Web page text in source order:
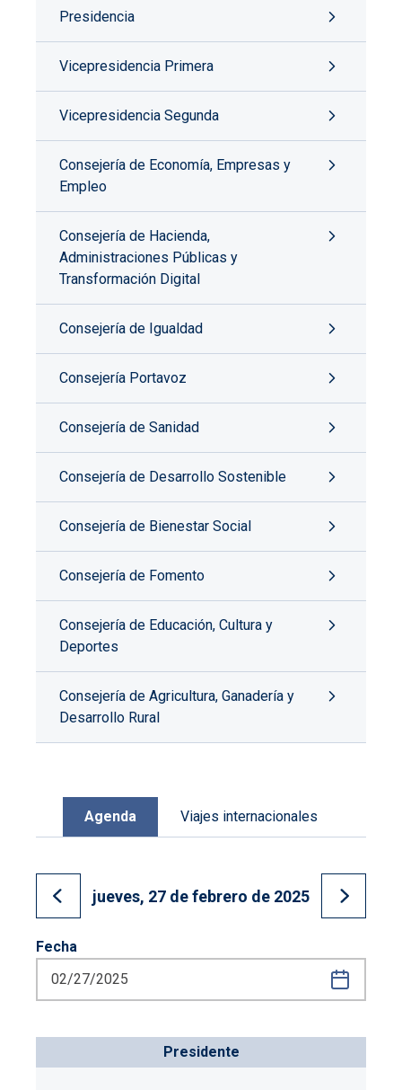
Presidencia
Vicepresidencia Primera
Vicepresidencia Segunda
Consejería de Economía, Empresas y
Empleo
Consejería de Hacienda,
Administraciones Públicas y
Transformación Digital
Consejería de Igualdad
Consejería Portavoz
Consejería de Sanidad
Consejería de Desarrollo Sostenible
Consejería de Bienestar Social
Consejería de Fomento
Consejería de Educación, Cultura y
Deportes
Consejería de Agricultura, Ganadería y
Desarrollo Rural
Agenda Viajes internacionales
Ir al día anterior
jueves, 27 de febrero de 2025
Ir al día
Fecha
Presidente